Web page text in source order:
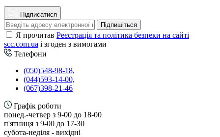
Підписатися
Підпишіться
Я прочитав Реєстрація та політика безпеки на сайті
scc.com.ua і згоден з вимогами
Телефони
(050)548-98-18,
(044)593-14-00,
(067)398-21-46
Графік роботи
понед.-четвер з 9-00 до 18-00
п'ятниця з 9-00 до 17-30
cубота-неділя - вихідні